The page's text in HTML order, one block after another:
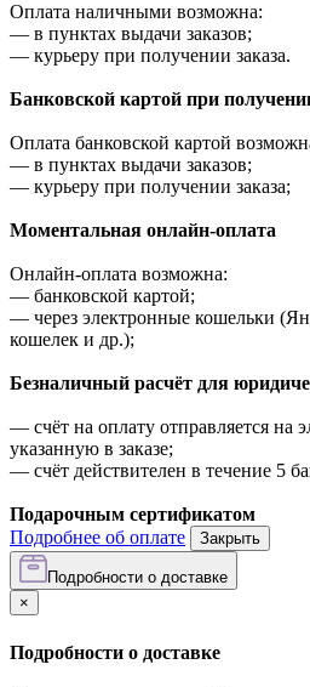
Оплата наличными возможна:
— в пунктах выдачи заказов;
— курьеру при получении заказа.
Банковской картой при
Оплата банковской картой
— в пунктах выдачи заказов;
— курьеру при получении заказа;
Моментальная онлайн-оплата
Онлайн-оплата возможна:
— банковской картой;
— через электронные кошельки
кошелек и др.);
Безналичный расчёт для
— счёт на оплату отправляется на
указанную в заказе;
— счёт действителен в течение 5
Подарочным сертификатом
Подробнее об оплате
Закрыть
Подробности о доставке
×
Подробности о доставке